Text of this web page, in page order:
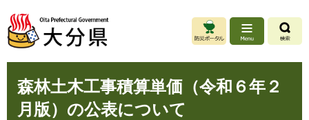
ジ
先
ュ
を
森林土木工事積算単価（令和６年２
月版）の公表について